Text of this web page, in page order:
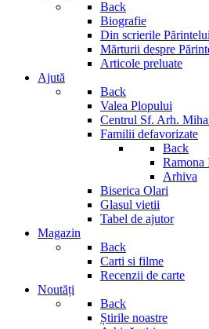
Back
Biografie
Din scrierile Părintelui
Mărturii despre
Articole preluate
Ajută
Back
Valea Plopului
Centrul Sf. Arh.
Familii defavorizate
Back
Ramona
Arhiva
Biserica Olari
Glasul vietii
Tabel de ajutor
Magazin
Back
Carti si filme
Recenzii de carte
Noutăți
Back
Știrile noastre